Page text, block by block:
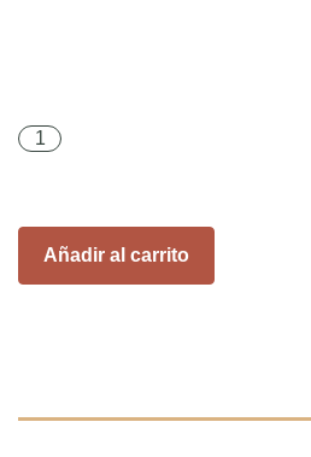
Granola artesanal (900 gr) cantidad
Añadir al carrito